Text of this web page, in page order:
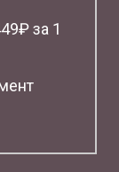
за 1